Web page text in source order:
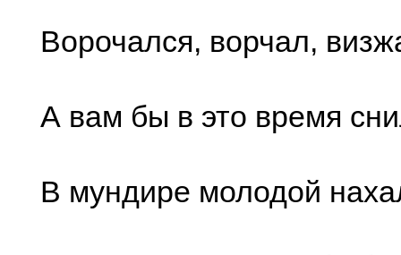
Ворочался, ворчал,
А вам бы в это время
В мундире молодой